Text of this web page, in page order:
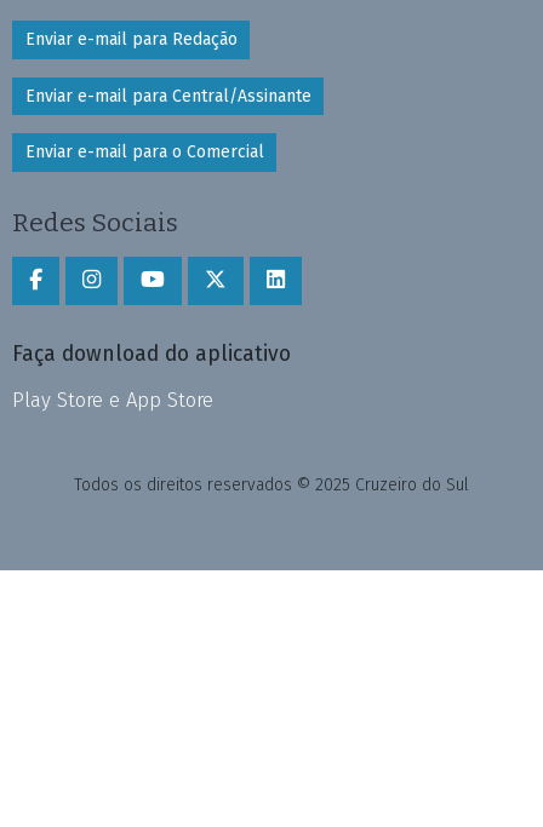
Enviar e-mail para Redação
Enviar e-mail para Central/Assinante
Enviar e-mail para o Comercial
Redes Sociais
Faça download do aplicativo
Play Store e App Store
Todos os direitos reservados © 2025 Cruzeiro do Sul